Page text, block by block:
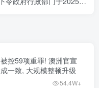
控59项重罪! 澳洲官宣
一致, 大规模整顿升级
54.4W+